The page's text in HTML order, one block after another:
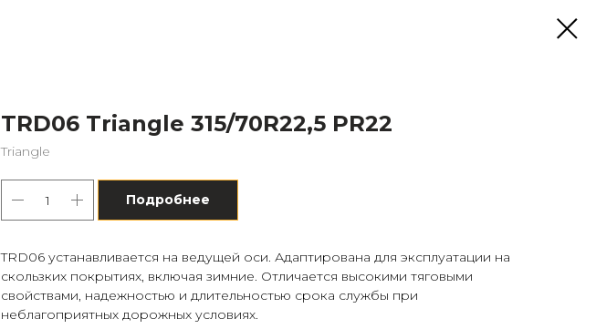
TRD06 Triangle 315/70R22,5 PR22
Triangle
Подробнее
TRD06 устанавливается на ведущей оси. Адаптирована для эксплуатации на
скользких покрытиях, включая зимние. Отличается высокими тяговыми
свойствами, надежностью и длительностью срока службы при
неблагоприятных дорожных условиях.